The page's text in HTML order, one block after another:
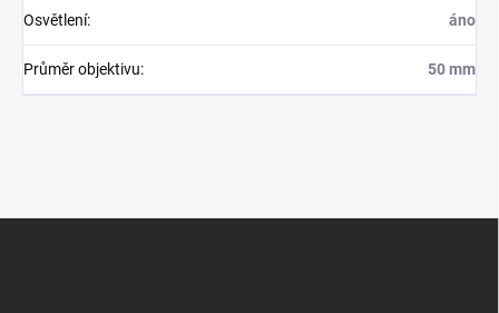
Osvětlení: áno
Průměr objektivu: 50 mm